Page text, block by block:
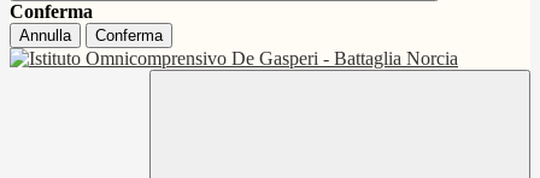
Conferma
Annulla Conferma